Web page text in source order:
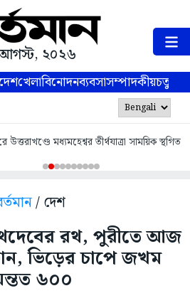
২০২৬
খেলাবিনোদনব্যবসাসম্পাদকীয়
মধ্যমহেশ্বর তীর্থযাত্রা সাময়িক স্থগিত
/ দেশ
রথ, পুরীতে আজ
ভিড়ের চাপে জখম
৬০০